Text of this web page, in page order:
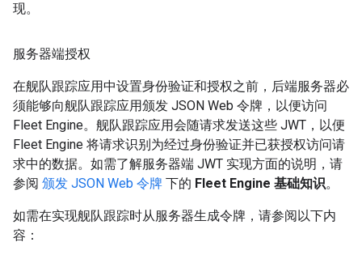
现。
服务器端授权
在舰队跟踪应用中设置身份验证和授权之前，后端服务器必
须能够向舰队跟踪应用颁发 JSON Web 令牌，以便访问
Fleet Engine。舰队跟踪应用会随请求发送这些 JWT，以便
Fleet Engine 将请求识别为经过身份验证并已获授权访问请
求中的数据。如需了解服务器端 JWT 实现方面的说明，请
参阅 颁发 JSON Web 令牌 下的 Fleet Engine 基础知识。
如需在实现舰队跟踪时从服务器生成令牌，请参阅以下内
容：